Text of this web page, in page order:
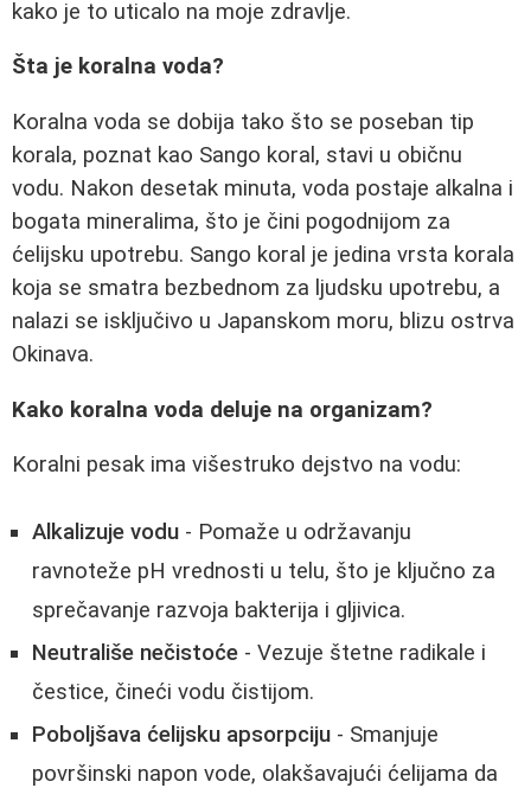
kako je to uticalo na moje zdravlje.
Šta je koralna voda?
Koralna voda se dobija tako što se poseban tip
korala, poznat kao Sango koral, stavi u običnu
vodu. Nakon desetak minuta, voda postaje alkalna i
bogata mineralima, što je čini pogodnijom za
ćelijsku upotrebu. Sango koral je jedina vrsta korala
koja se smatra bezbednom za ljudsku upotrebu, a
nalazi se isključivo u Japanskom moru, blizu ostrva
Okinava.
Kako koralna voda deluje na organizam?
Koralni pesak ima višestruko dejstvo na vodu:
Alkalizuje vodu - Pomaže u održavanju
ravnoteže pH vrednosti u telu, što je ključno za
sprečavanje razvoja bakterija i gljivica.
Neutrališe nečistoće - Vezuje štetne radikale i
čestice, čineći vodu čistijom.
Poboljšava ćelijsku apsorpciju - Smanjuje
površinski napon vode, olakšavajući ćelijama da